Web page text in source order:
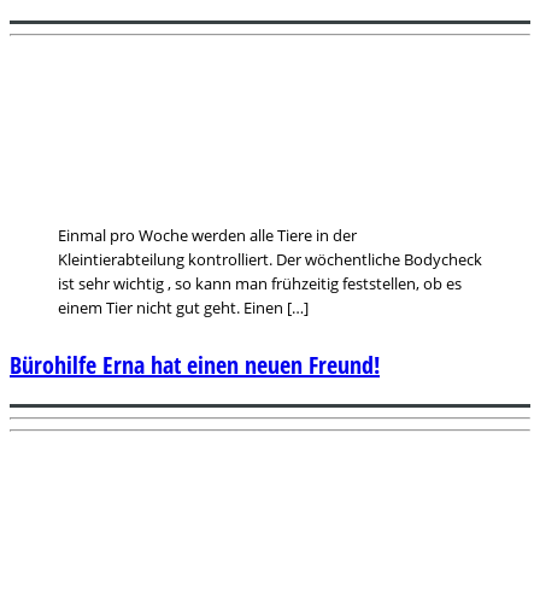
Einmal pro Woche werden alle Tiere in der
Kleintierabteilung kontrolliert. Der wöchentliche Bodycheck
ist sehr wichtig , so kann man frühzeitig feststellen, ob es
einem Tier nicht gut geht. Einen […]
Bürohilfe Erna hat einen neuen Freund!